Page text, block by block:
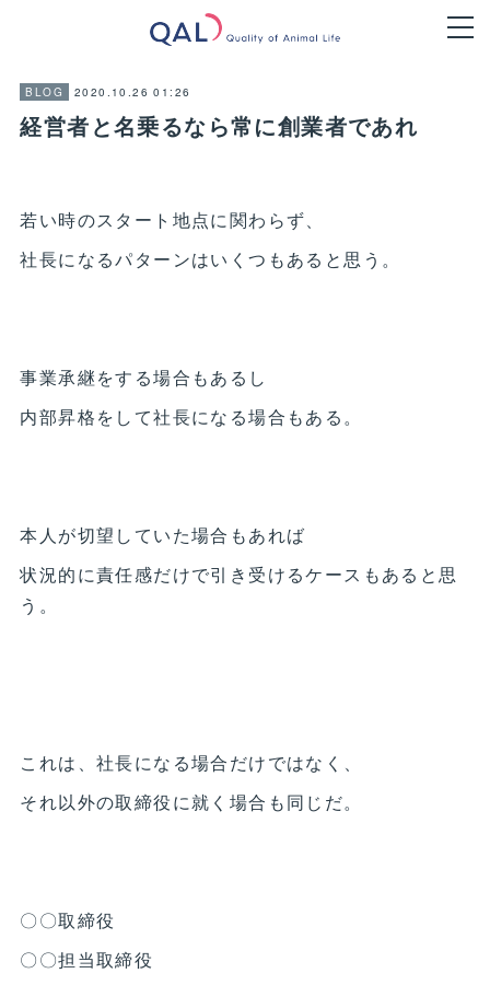
BLOG 2020.10.26 01:26
経営者と名乗るなら常に創業者であれ
若い時のスタート地点に関わらず、
社長になるパターンはいくつもあると思う。
事業承継をする場合もあるし
内部昇格をして社長になる場合もある。
本人が切望していた場合もあれば
状況的に責任感だけで引き受けるケースもあると思
う。
これは、社長になる場合だけではなく、
それ以外の取締役に就く場合も同じだ。
〇〇取締役
〇〇担当取締役